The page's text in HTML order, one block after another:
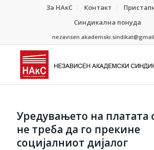
За НАкС Контакт
Синдикална понуда
Уредувањето на платата
не треба да го прекине
социјалниот дијалог